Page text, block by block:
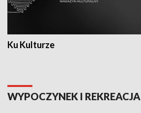
Ku Kulturze
WYPOCZYNEK I REKREACJA